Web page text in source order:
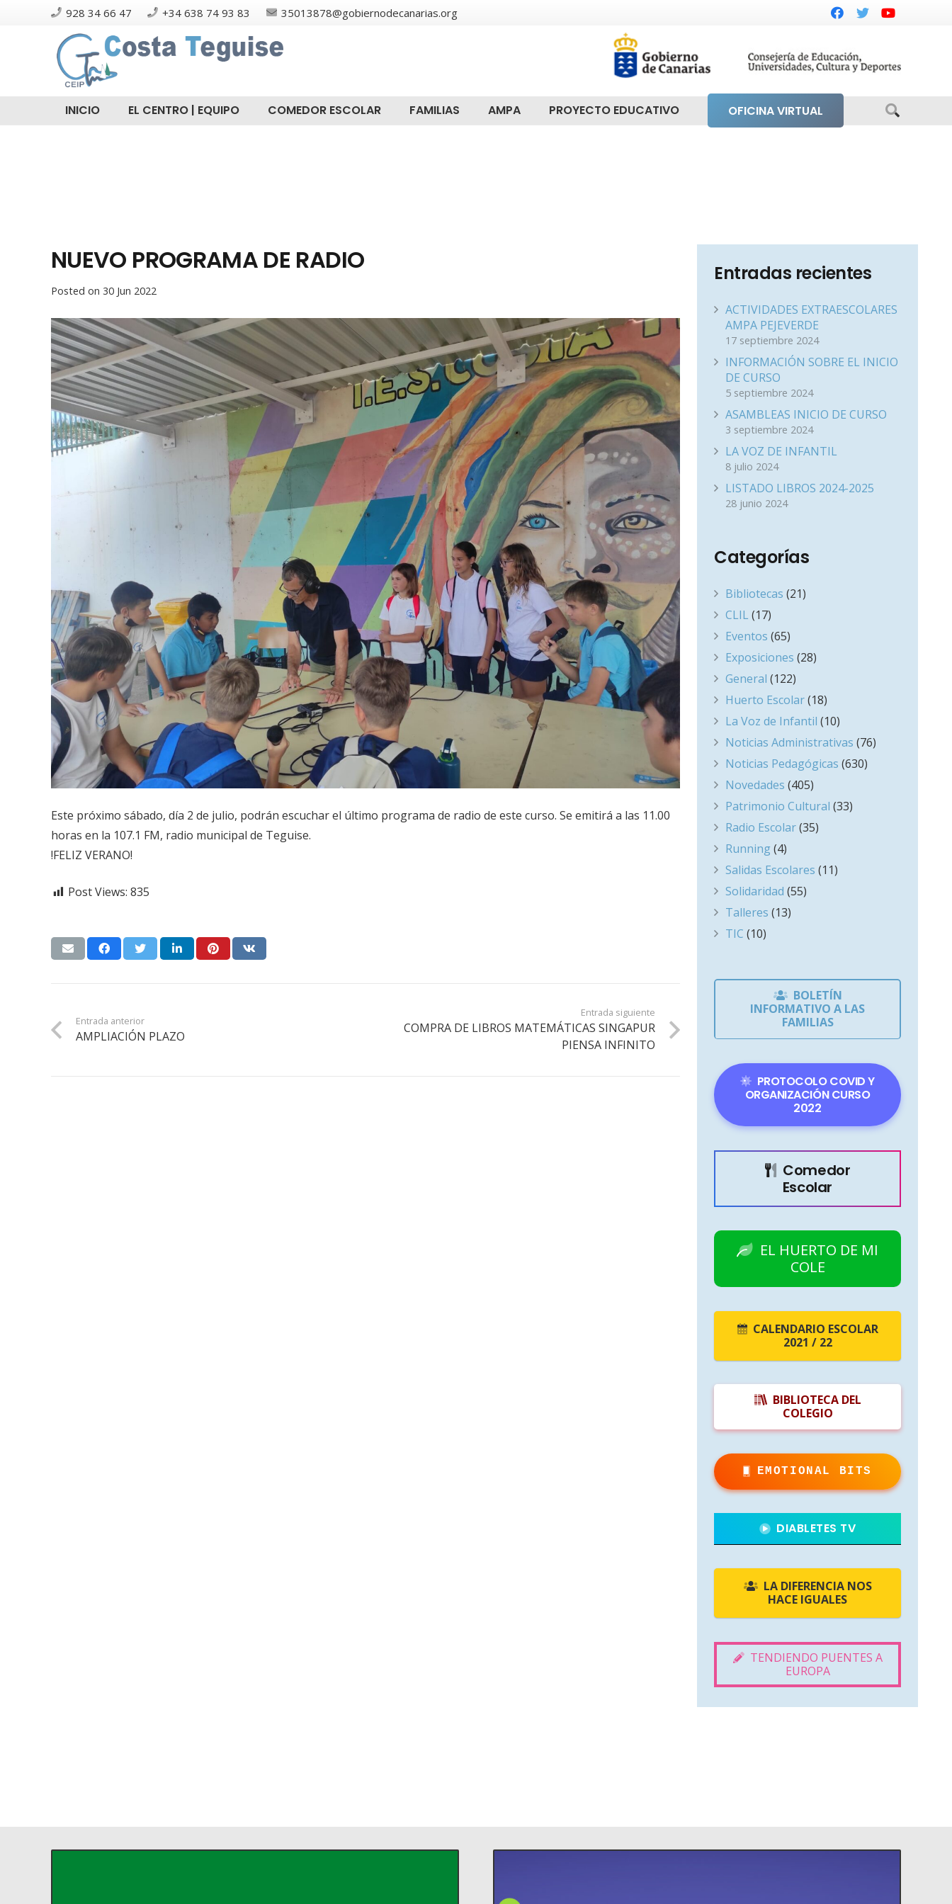
928 34 66 47 +34 638 74 93 83 35013878@gobiernodecanarias.org
INICIO EL CENTRO | EQUIPO COMEDOR ESCOLAR FAMILIAS AMPA PROYECTO EDUCATIVO OFICINA VIRTUAL
NUEVO PROGRAMA DE RADIO
Posted on 30 Jun 2022
Este próximo sábado, día 2 de julio, podrán escuchar el último programa de radio de este curso. Se emitirá a las 11.00
horas en la 107.1 FM, radio municipal de Teguise.
!FELIZ VERANO!
Post Views: 835
Entrada anterior
AMPLIACIÓN PLAZO
Entrada siguiente
COMPRA DE LIBROS MATEMÁTICAS SINGAPUR
PIENSA INFINITO
Entradas recientes
ACTIVIDADES EXTRAESCOLARES
AMPA PEJEVERDE
17 septiembre 2024
INFORMACIÓN SOBRE EL INICIO
DE CURSO
5 septiembre 2024
ASAMBLEAS INICIO DE CURSO
3 septiembre 2024
LA VOZ DE INFANTIL
8 julio 2024
LISTADO LIBROS 2024-2025
28 junio 2024
Categorías
Bibliotecas (21)
CLIL (17)
Eventos (65)
Exposiciones (28)
General (122)
Huerto Escolar(18)
La Voz de Infantil (10)
Noticias Administrativas (76)
Noticias Pedagógicas (630)
Novedades (405)
Patrimonio Cultural (33)
Radio Escolar(35)
Running(4)
Salidas Escolares (11)
Solidaridad (55)
Talleres (13)
TIC (10)
BOLETÍN
INFORMATIVO A LAS
FAMILIAS
PROTOCOLO COVID Y
ORGANIZACIÓN CURSO
2022
Comedor
Escolar
EL HUERTO DE MI
COLE
CALENDARIO ESCOLAR
2021 / 22
BIBLIOTECA DEL
COLEGIO
EMOTIONAL BITS
DIABLETES TV
LA DIFERENCIA NOS
HACE IGUALES
TENDIENDO PUENTES A
EUROPA